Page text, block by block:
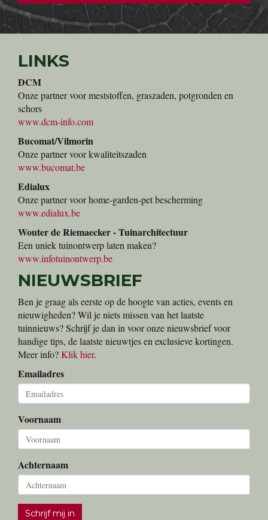
LINKS
DCM
Onze partner voor meststoffen, graszaden, potgronden en
schors
www.dcm-info.com
Bucomat/Vilmorin
Onze partner voor kwaliteitszaden
www.bucomat.be
Edialux
Onze partner voor home-garden-pet bescherming
www.edialux.be
Wouter de Riemaecker - Tuinarchitectuur
Een uniek tuinontwerp laten maken?
www.infotuinontwerp.be
NIEUWSBRIEF
Ben je graag als eerste op de hoogte van acties, events en
nieuwigheden? Wil je niets missen van het laatste
tuinnieuws? Schrijf je dan in voor onze nieuwsbrief voor
handige tips, de laatste nieuwtjes en exclusieve kortingen.
Meer info?Klik hier.
Emailadres
Voornaam
Achternaam
Schrijf mij in